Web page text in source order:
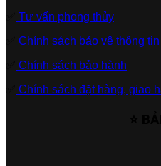
Tư vấn phong thủy
Chính sách bảo vệ thông
Chính sách bảo hành
Chính sách đặt hàng, giao